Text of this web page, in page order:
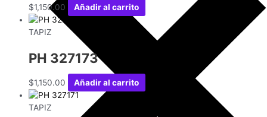
$1,150.00 Añadir al carrito
TAPIZ
PH 327173
$1,150.00 Añadir al carrito
TAPIZ